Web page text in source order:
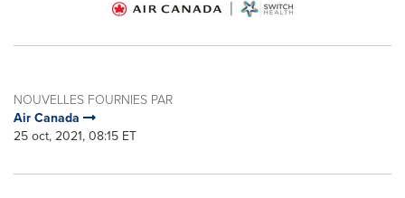
NOUVELLES FOURNIES PAR
Air Canada
25 oct, 2021, 08:15 ET